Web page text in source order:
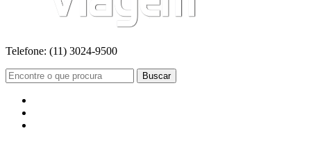
Telefone: (11) 3024-9500
Buscar